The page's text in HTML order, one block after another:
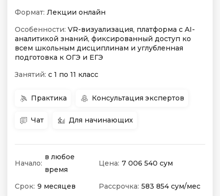
Формат: Лекции онлайн
Особенности: VR-визуализация, платформа с AI-
аналитикой знаний, фиксированный доступ ко
всем школьным дисциплинам и углубленная
подготовка к ОГЭ и ЕГЭ
Занятий: с 1 по 11 класс
Практика Консультация экспертов
Чат Для начинающих
Начало:
в любое
время
Цена: 7 006 540 сум
Срок: 9 месяцев Рассрочка: 583 854 сум/мес